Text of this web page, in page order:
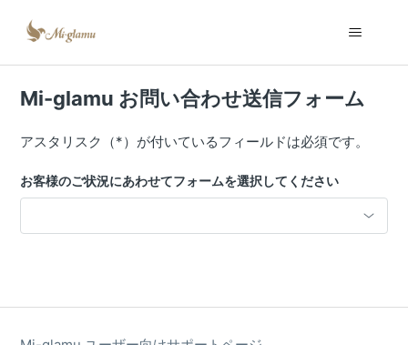
Mi-glamu お問い合わせ送信フォーム
アスタリスク（*）が付いているフィールドは必須です。
お客様のご状況にあわせてフォームを選択してください